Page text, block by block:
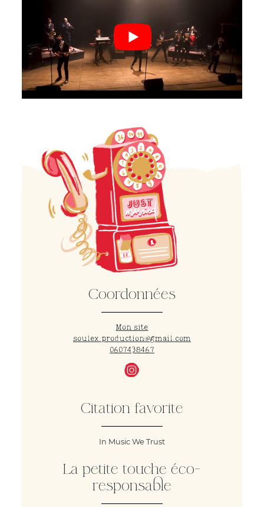
Coordonnées
Mon site
soulex.production@gmail.com
0607438467
Citation favorite
In Music We Trust
La petite touche éco-
responsable